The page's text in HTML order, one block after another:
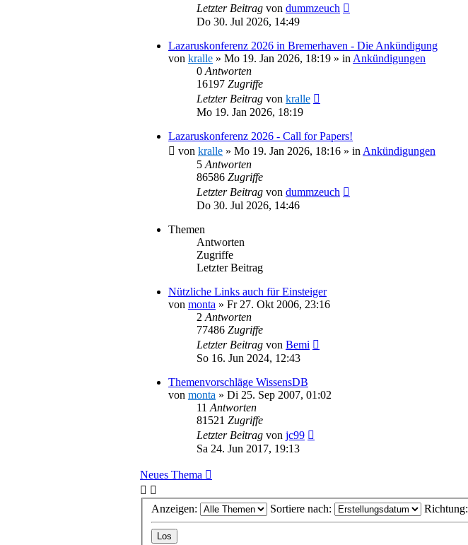
Letzter Beitrag von dummzeuch
Do 30. Jul 2026, 14:49
Lazaruskonferenz 2026 in Bremerhaven - Die Ankündigung
von kralle » Mo 19. Jan 2026, 18:19 » in Ankündigungen
0 Antworten
16197 Zugriffe
Letzter Beitrag von kralle
Mo 19. Jan 2026, 18:19
Lazaruskonferenz 2026 - Call for Papers!
von kralle » Mo 19. Jan 2026, 18:16 » in Ankündigungen
5 Antworten
86586 Zugriffe
Letzter Beitrag von dummzeuch
Do 30. Jul 2026, 14:46
Themen
Antworten
Zugriffe
Letzter Beitrag
Nützliche Links auch für Einsteiger
von monta » Fr 27. Okt 2006, 23:16
2 Antworten
77486 Zugriffe
Letzter Beitrag von Bemi
So 16. Jun 2024, 12:43
Themenvorschläge WissensDB
von monta » Di 25. Sep 2007, 01:02
11 Antworten
81521 Zugriffe
Letzter Beitrag von jc99
Sa 24. Jun 2017, 19:13
Neues Thema
Anzeigen: Sortiere nach: Richtung: